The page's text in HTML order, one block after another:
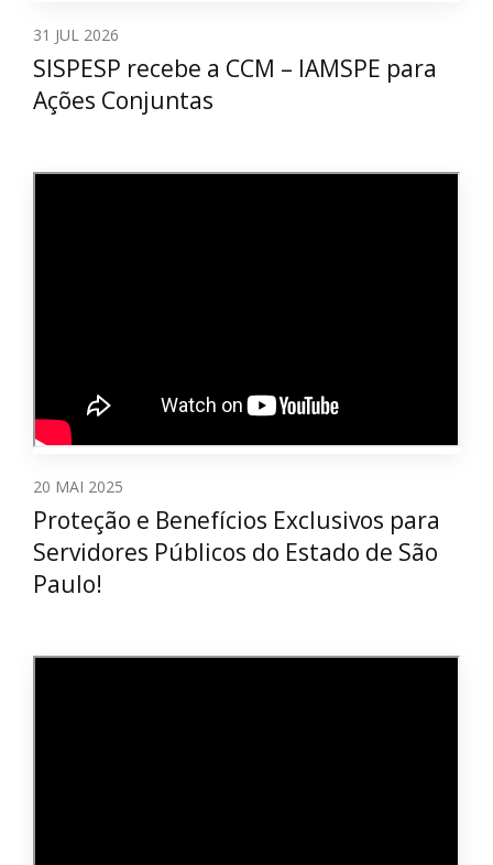
31 JUL 2026
SISPESP recebe a CCM – IAMSPE para
Ações Conjuntas
20 MAI 2025
Proteção e Benefícios Exclusivos para
Servidores Públicos do Estado de São
Paulo!